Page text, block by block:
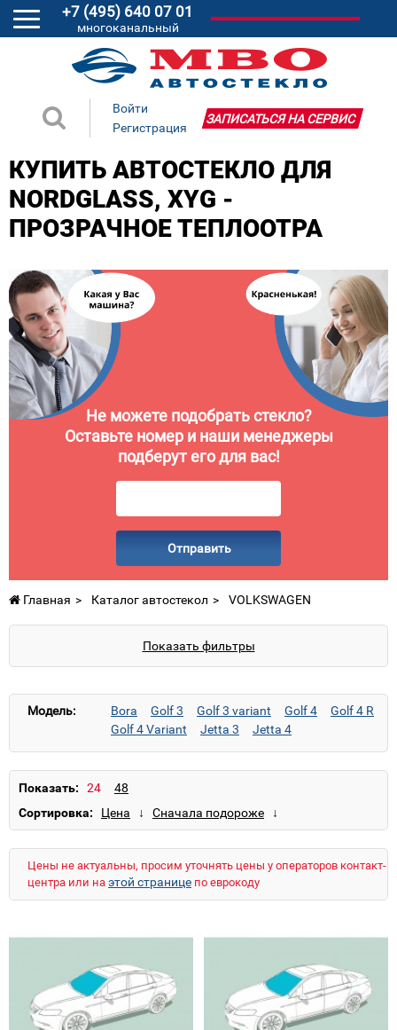
+7 (495) 640 07 01
многоканальный
Войти
Регистрация
ЗАПИСАТЬСЯ НА СЕРВИС
КУПИТЬ АВТОСТЕКЛО ДЛЯ
NORDGLASS, XYG -
ПРОЗРАЧНОЕ ТЕПЛООТРА
Не можете подобрать стекло?
Оставьте номер и наши менеджеры
подберут его для вас!
Отправить
Главная Каталог автостекол VOLKSWAGEN
Показать фильтры
Модель: Bora Golf 3 Golf 3 variant Golf 4
Golf 4 R
Golf 4 Variant
Jetta 3
Jetta 4
Показать:
Сортировка:
Цены не актуальны, просим уточнять цены у операторов контакт-
центра или на этой странице по еврокоду